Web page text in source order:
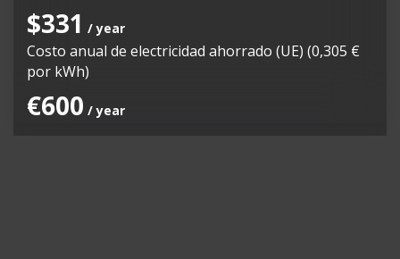
$331 / year
Costo anual de electricidad ahorrado (UE) (0,305 €
por kWh)
€600 / year